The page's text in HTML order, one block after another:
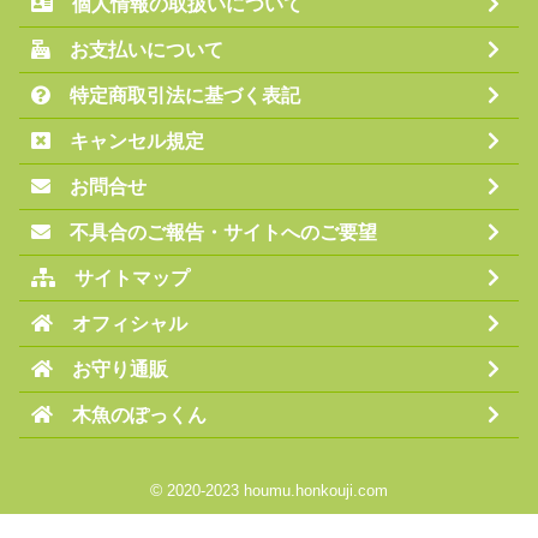
個人情報の取扱いについて
お支払いについて
特定商取引法に基づく表記
キャンセル規定
お問合せ
不具合のご報告・サイトへのご要望
サイトマップ
オフィシャル
お守り通販
木魚のぽっくん
© 2020-2023 houmu.honkouji.com